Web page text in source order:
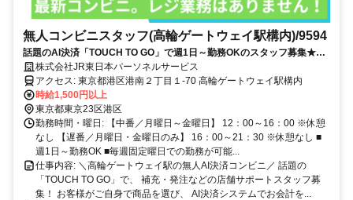
無人コンビニスタッフ(高輪ゲートウェイ駅構内)/9594
話題のAI決済「TOUCH TO GO」で週1日～勤務OKのスタッフ募集★服
装・髪型・ネイル自由
株式会社JR東日本パーソネルサービス
アクセス: 東京都港区港南２丁目１-70 高輪ゲートウェイ駅構内
時給1,500円以上
東京都東京23区港区
勤務時間・曜日: 【中番／月曜日～金曜日】 12：00～16：00 ※休憩
なし 【遅番／月曜日・金曜日のみ】 16：00～21：30 ※休憩なし ■
週1日～勤務OK ■毎週固定曜日での勤務が可能...
仕事内容: ＼高輪ゲートウェイ駅の無人AI決済コンビニ／ 話題の
「TOUCH TO GO」で、 補充・発注などの店舗サポートスタッフ募
集！ お客様がご自身で商品を選び、 AI決済システムでお会計を...